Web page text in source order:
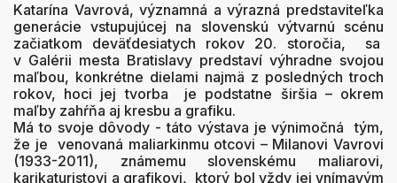
Katarína Vavrová, významná a výrazná predstaviteľka
generácie vstupujúcej na slovenskú výtvarnú scénu
začiatkom deväťdesiatych rokov 20. storočia, sa
v Galérii mesta Bratislavy predstaví výhradne svojou
maľbou, konkrétne dielami najmä z posledných troch
rokov, hoci jej tvorba je podstatne širšia – okrem
maľby zahŕňa aj kresbu a grafiku.
Má to svoje dôvody - táto výstava je výnimočná tým,
že je venovaná maliarkinmu otcovi – Milanovi Vavrovi
(1933-2011), známemu slovenskému maliarovi,
karikaturistovi a grafikovi, ktorý bol vždy jej vnímavým